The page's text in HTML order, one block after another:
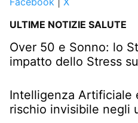
ULTIME NOTIZIE SALUTE
Over 50 e Sonno: lo
impatto dello Stress
Intelligenza Artificiale
rischio invisibile negli